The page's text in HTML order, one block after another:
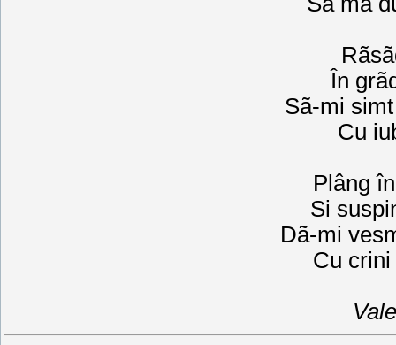
În
Sã-mi
Cu
Plâng
Si
Dã-mi
Cu